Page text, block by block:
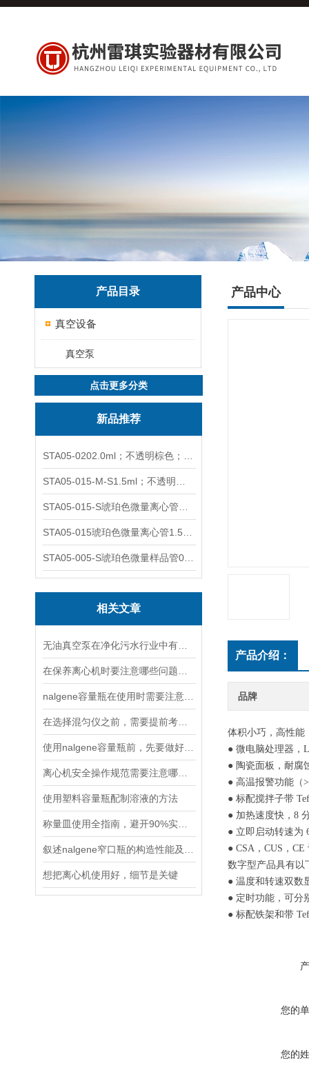
产品目录
真空设备
真空泵
点击更多分类
新品推荐
相关文章
使用塑料容量瓶配制溶液的方法
想把离心机使用好，细节是关键
产品中心
产品介绍：
品牌
体积小巧，高性
● 微电脑处理器，
● 陶瓷面板，耐腐
● 高温报警功能（
● 标配搅拌子带
● 加热速度快，8
● 立即启动转速为
● CSA，CUS，
数字型产品具有以
● 温度和转速双数
● 定时功能，可分
● 标配铁架和带
您的
您的